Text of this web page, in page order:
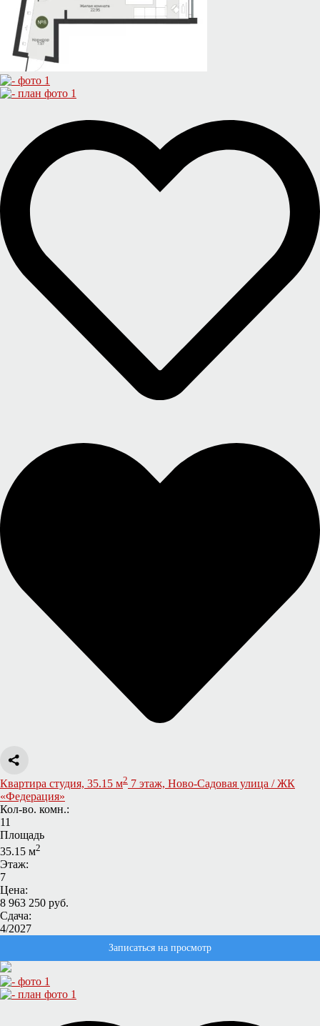
Квартира студия, 35.15 м2 7 этаж, Ново-Садовая улица / ЖК
«Федерация»
Кол-во. комн.:
11
Площадь
35.15 м2
Этаж:
7
Цена:
8 963 250 руб.
Сдача:
4/2027
Записаться на просмотр